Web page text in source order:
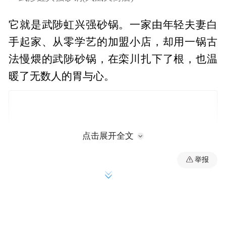
它就是武陟虹兴强砂锅。一家由年轻夫妻白
手起家、从零学艺的加盟小店，却用一锅古
法慢煨的武陟砂锅，在栾川扎下了根，也温
暖了无数人的胃与心。
点击展开全文
举报